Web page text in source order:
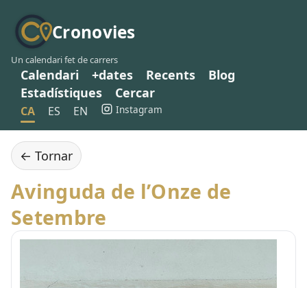
Cronovies
Un calendari fet de carrers
Calendari +dates Recents
Blog
Estadístiques
Cercar
CA ES EN Instagram
← Tornar
Avinguda de l’Onze de
Setembre